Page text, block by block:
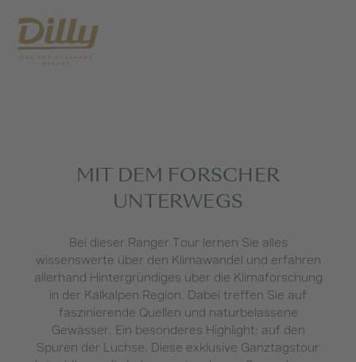
MIT DEM FORSCHER
UNTERWEGS
Bei dieser Ranger Tour lernen Sie alles
wissenswerte über den Klimawandel und erfahren
allerhand Hintergründiges über die Klimaforschung
in der Kalkalpen Region. Dabei treffen Sie auf
faszinierende Quellen und naturbelassene
Gewässer. Ein besonderes Highlight: auf den
Spuren der Luchse. Diese exklusive Ganztagstour